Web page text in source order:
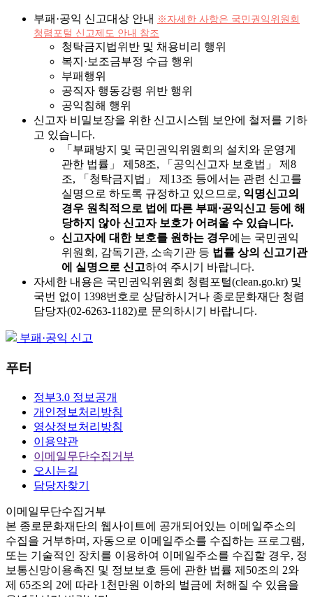
부패·공익 신고대상 안내 ※자세한 사항은 국민권익위원회
청렴포털 신고제도 안내 참조
청탁금지법위반 및 채용비리 행위
복지·보조금부정 수급 행위
부패행위
공직자 행동강령 위반 행위
공익침해 행위
신고자 비밀보장을 위한 신고시스템 보안에 철저를 기하
고 있습니다.
「부패방지 및 국민권익위원회의 설치와 운영게
관한 법률」 제58조, 「공익신고자 보호법」 제8
조, 「청탁금지법」 제13조 등에서는 관련 신고를
실명으로 하도록 규정하고 있으므로, 익명신고의
경우 원칙적으로 법에 따른 부패·공익신고 등에 해
당하지 않아 신고자 보호가 어려울 수 있습니다.
신고자에 대한 보호를 원하는 경우에는 국민권익
위원회, 감독기관, 소속기관 등 법률 상의 신고기관
에 실명으로 신고하여 주시기 바랍니다.
자세한 내용은 국민권익위원회 청렴포털(clean.go.kr) 및
국번 없이 1398번호로 상담하시거나 종로문화재단 청렴
담당자(02-6263-1182)로 문의하시기 바랍니다.
부패·공익 신고
푸터
정부3.0 정보공개
개인정보처리방침
영상정보처리방침
이용약관
이메일무단수집거부
오시는길
담당자찾기
이메일무단수집거부
본 종로문화재단의 웹사이트에 공개되어있는 이메일주소의
수집을 거부하며, 자동으로 이메일주소를 수집하는 프로그램,
또는 기술적인 장치를 이용하여 이메일주소를 수집할 경우, 정
보통신망이용촉진 및 정보보호 등에 관한 법률 제50조의 2와
제 65조의 2에 따라 1천만원 이하의 벌금에 처해질 수 있음을